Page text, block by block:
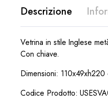
Descrizione
Vetrina in stile Inglese
Con chiave.
Dimensioni: 110x49xh220
Codice Prodotto: